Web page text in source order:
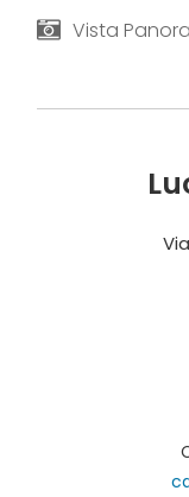
Vista